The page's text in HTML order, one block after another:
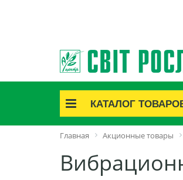
КАТАЛОГ
Акционные товары
Саженцы роз
Саженцы плодово-ягодные
Главная Акционные товары